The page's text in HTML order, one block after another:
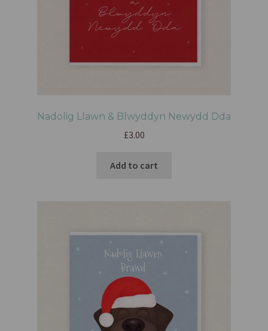
Nadolig Llawn & Blwyddyn Newydd Dda
£3.00
Add to cart